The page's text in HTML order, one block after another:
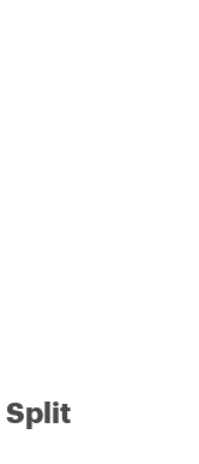
Split